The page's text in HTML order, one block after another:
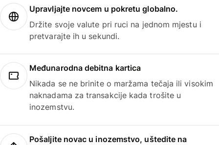
Upravljajte novcem u pokretu globalno.
Držite svoje valute pri ruci na jednom mjestu i
pretvarajte ih u sekundi.
Međunarodna debitna kartica
Nikada se ne brinite o maržama tečaja ili visokim
naknadama za transakcije kada trošite u
inozemstvu.
Pošaljite novac u inozemstvo, uštedite na